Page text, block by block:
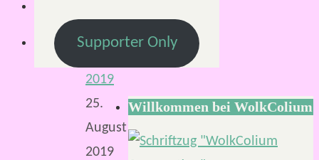
2019
25.
August
2019
Supporter Only
Willkommen bei WolkColium